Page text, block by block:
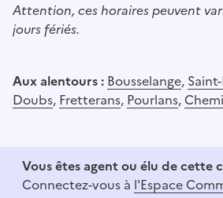
Attention, ces horaires peuvent
jours fériés.
Aux alentours : Bousselange,
Doubs, Fretterans, Pourlans,
Vous êtes agent ou élu de cette
Connectez-vous à l'Espace